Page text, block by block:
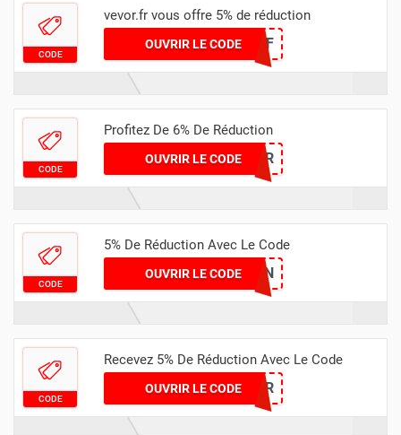
CODE
vevor.fr vous offre 5% de réduction
OUVRIR LE CODE
VEVR5OFF
CODE
Profitez De 6% De Réduction
OUVRIR LE CODEVOILIER
CODE
5% De Réduction Avec Le Code
OUVRIR LE CODEODIN
CODE
Recevez 5% De Réduction Avec Le Code
OUVRIR LE CODE SUR